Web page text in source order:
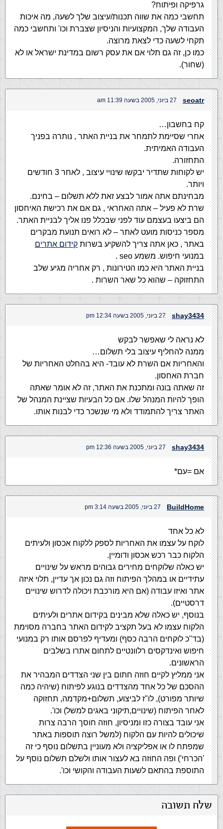
גרפיקה ופיתוח?
תחשבי כמה את שווה תכנות/עיצוב שלך לשעה, מה איכות
העבודה שלך, המקצועיות והניסיון שצברת וכו' ותחשבי כמה
תקחי לשעה כדי לצאת מרוצה.
כמו כן, זה גם תלוי אם את עסק רשום במדינת ישראל או לא
(שחור).
seoatr 27 ביוני, 2005 בשעה 11:39 am
קח בחשבון…
אחרי שסיימת לתמחר את בניית האתר , נותרה בפניך
העבודה האמיתית.
התחזורה.
יש לקוחות שתדיר יבקשו שינויי עיצוב , לאחר 3 חודשים
ויותר.
מבחינתם אתה אמור לבצע זאת ללא תשלום – בחינם.
שרת לא פעיל – אתה האחראי , גם אם את רכישת האיחסון
הם ביצעו בעצמם עוד לפני שבכלל פנו אליך לבניית האתר.
מספר כניסות מועט לאתר – לא רואים תנועת מבקרים
באתר , כאן אתה צריך להשקיע בשרות קידום אתרים
במנועי חיפוש. משמע seo .
בניית האתר היא כמו הטירונות , רק אחריה מגיע שלב
התחזוקה – שהוא כל שאר השרות .
shay3434 27 ביוני, 2005 בשעה 12:34 pm
לא נראה לי שאפשר לבקש
ממנה להחליף עיצוב בלי תשלום…
והאחריות אם השרת לא עובד- היא בהחלט האחריות של
חברת האחסון.
זה שאתה בונה ומתכנת את האתר, זה לא אומר שאתה
הופך להיות המנהל שלו. אם כל הבעיות שציינת המנהל של
האתר צריך להתמודד ולא מי שנשכר כדי לבנות אותו.
shay3434 27 ביוני, 2005 בשעה 12:36 pm
אם =עם*
BuildHome 27 ביוני, 2005 בשעה 3:14 pm
לא כל אחד
לוקח על עצמו את האחריות לספק ללקוח אכסון ולעיתים
הלקוח כבר רכש אכסון ודומיין.
יש כאלה שלוקחים מחירים גבוהים מראש על שינויים
עתידיים או במהלך הפיתוח וזה גם נכון אך עדיין, תלוי איזה
אתר ואיזו עבודה (אם היא מורכבת ויכולה לדרוש שינויים
דרסטיים).
בנוסף, יש כאלה שלא מבינים בקידום אתרים ולעיתים
הלקוח עצמו לא בעל תקציב לקידום האתר בחברה מסוימת
(בד"כ לוקחים הרבה כסף) ומעדיף לפרסם אותו רק במנועי
חיפוש ואינדקסים רלוונטיים לתחום אתרו בשלבים
הראשונים.
אני ממליץ לקיים חוזה חתום בין שני הצדדים המבהיר את
ההסכם של כל אחד מהצדדים בנוגע לפיתוח (שיהיה כמה
שיותר מפורט), לו"ז לביצוע, תשלום+מקדמה, תחזוקה
לאחר הפיתוח (שינויים,תיקוני באגים למשל) וכו'.
אני עובד בצורה כזו ומניסיון, חוזה חוסך הרבה צרות
שיכולים להיות עם הלקוח (למשל רוצה תוספות באתר
שמפתח לו או אפליקציה ולא מעוניין בתשלום נוסף כי זה
'הכרחי') ופה החוזה בא לעצור אותו ולשלם תשלום נוסף על
התוספת בהתאם לשעות העבודה והקושי וכו'.
שלח תשובה